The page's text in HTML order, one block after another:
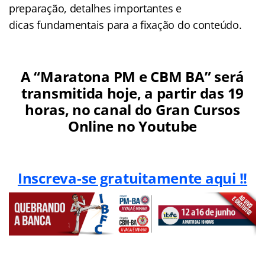
preparação, detalhes importantes e
dicas fundamentais para a fixação do conteúdo.
A “Maratona PM e CBM BA” será
transmitida hoje, a partir das 19
horas, no canal do Gran Cursos
Online no Youtube
Inscreva-se gratuitamente aqui !!